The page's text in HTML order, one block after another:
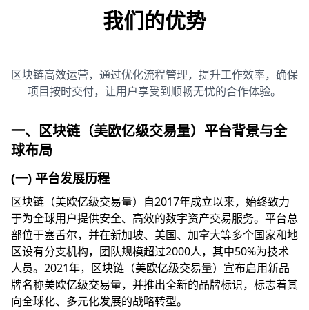
我们的优势
区块链高效运营，通过优化流程管理，提升工作效率，确保
项目按时交付，让用户享受到顺畅无忧的合作体验。
一、区块链（美欧亿级交易量）平台背景与全
球布局
(一) 平台发展历程
区块链（美欧亿级交易量）自2017年成立以来，始终致力
于为全球用户提供安全、高效的数字资产交易服务。平台总
部位于塞舌尔，并在新加坡、美国、加拿大等多个国家和地
区设有分支机构，团队规模超过2000人，其中50%为技术
人员。2021年，区块链（美欧亿级交易量）宣布启用新品
牌名称美欧亿级交易量，并推出全新的品牌标识，标志着其
向全球化、多元化发展的战略转型。